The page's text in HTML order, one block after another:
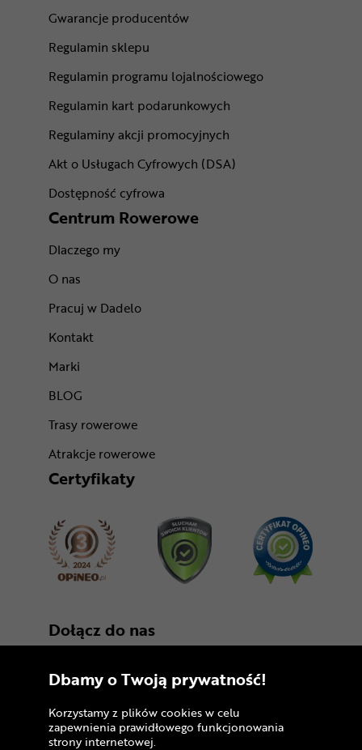
Gwarancje producentów
Regulamin sklepu
Regulamin programu lojalnościowego
Regulamin kart podarunkowych
Regulaminy akcji promocyjnych
Akt o Usługach Cyfrowych (DSA)
Dostępność cyfrowa
Centrum Rowerowe
Dlaczego my
O nas
Pracuj w Dadelo
Kontakt
Marki
BLOG
Trasy rowerowe
Atrakcje rowerowe
Certyfikaty
Dołącz do nas
Dbamy o Twoją prywatność!
Korzystamy z plików cookies w celu
zapewnienia prawidłowego funkcjonowania
strony internetowej.